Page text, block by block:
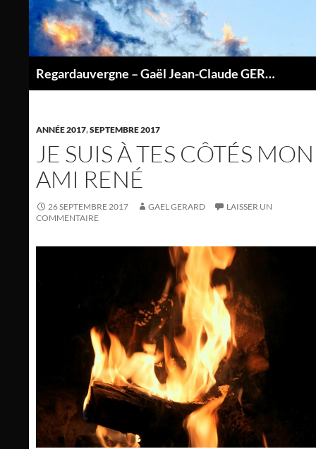
contenu
Regardauvergne – Gaël Jean-Claude GERARD
ANNÉE 2017,SEPTEMBRE 2017
JE SUIS À TES CÔTÉS MON
AMI RENÉ
26 SEPTEMBRE 2017 GAEL GERARD
LAISSER UN
COMMENTAIRE